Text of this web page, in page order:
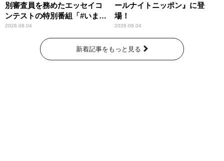
別審査員を務めたエッセイコ
ンテストの特別番組「#いまあ
なたに伝えたいこと」
2026.08.04
ールナイトニッポン』に登
場！
2026.08.04
新着記事をもっと見る